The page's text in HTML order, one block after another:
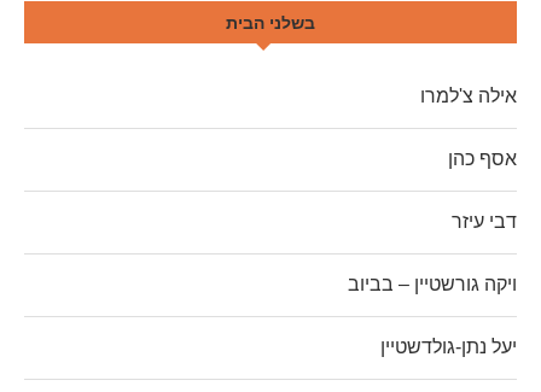
בשלני הבית
אילה צ'למרו
אסף כהן
דבי עיזר
ויקה גורשטיין – בביוב
יעל נתן-גולדשטיין